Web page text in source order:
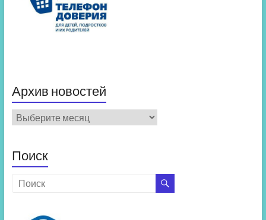
Архив новостей
Архив
новостей
Поиск